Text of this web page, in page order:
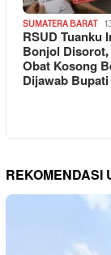
SUMATERA BARAT
RSUD Tuanku
Bonjol
Obat Kosong
Dijawab Bupati
REKOMENDASI